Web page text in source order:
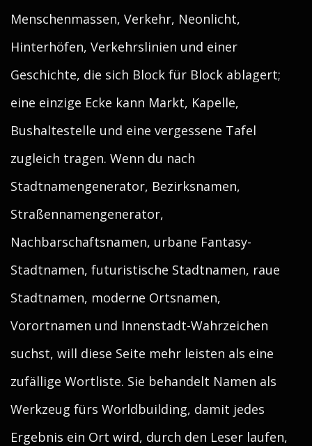
Menschenmassen, Verkehr, Neonlicht,
Hinterhöfen, Verkehrslinien und einer
Geschichte, die sich Block für Block ablagert;
eine einzige Ecke kann Markt, Kapelle,
Bushaltestelle und eine vergessene Tafel
zugleich tragen. Wenn du nach
Stadtnamengenerator, Bezirksnamen,
Straßennamengenerator,
Nachbarschaftsnamen, urbane Fantasy-
Stadtnamen, futuristische Stadtnamen, raue
Stadtnamen, moderne Ortsnamen,
Vorortnamen und Innenstadt-Wahrzeichen
suchst, will diese Seite mehr leisten als eine
zufällige Wortliste. Sie behandelt Namen als
Werkzeug fürs Worldbuilding, damit jedes
Ergebnis ein Ort wird, durch den Leser laufen,